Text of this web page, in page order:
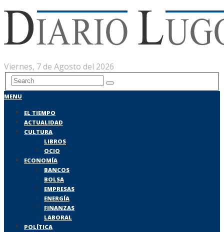
Viernes, 7 de Agosto del 2026
MENU
EL TIEMPO
ACTUALIDAD
CULTURA
LIBROS
OCIO
ECONOMÍA
BANCOS
BOLSA
EMPRESAS
ENERGÍA
FINANZAS
LABORAL
POLÍTICA